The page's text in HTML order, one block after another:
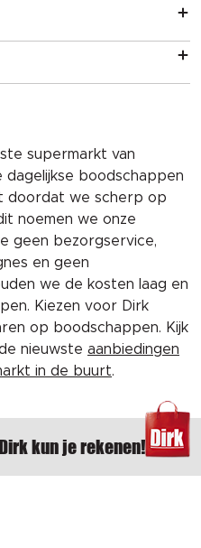
supermarkt van
dagelijkse boodschappen
doordat we scherp op
noemen we onze
geen bezorgservice,
en geen
we de kosten laag en
Kiezen voor Dirk
op boodschappen. Kijk
nieuwste aanbiedingen
in de buurt.
kun je rekenen!